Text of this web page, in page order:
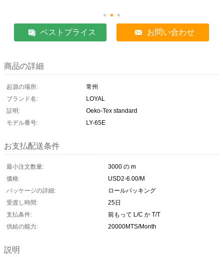
ベストプライス お問い合わせ
商品の詳細
起源の場所:
常州
ブランド名:
LOYAL
証明:
Oeko-Tex standard
モデル番号:
LY-65E
お支払配送条件
最小注文数量:
3000 の m
価格:
USD2-6.00/M
パッケージの詳細:
ロールパッキング
受渡し時間:
25日
支払条件:
前もって L/C か T/T
供給の能力:
20000MTS/Month
説明